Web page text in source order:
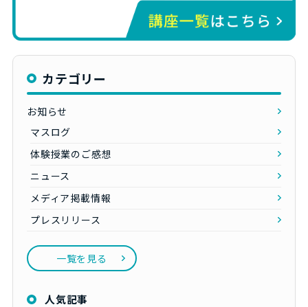
カテゴリー
お知らせ
マスログ
体験授業のご感想
ニュース
メディア掲載情報
プレスリリース
一覧を見る
人気記事